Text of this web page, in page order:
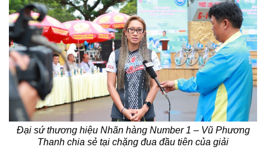
Đại sứ thương hiệu Nhãn hàng Number 1 – Vũ Phương
Thanh chia sẻ tại chặng đua đầu tiên của giải